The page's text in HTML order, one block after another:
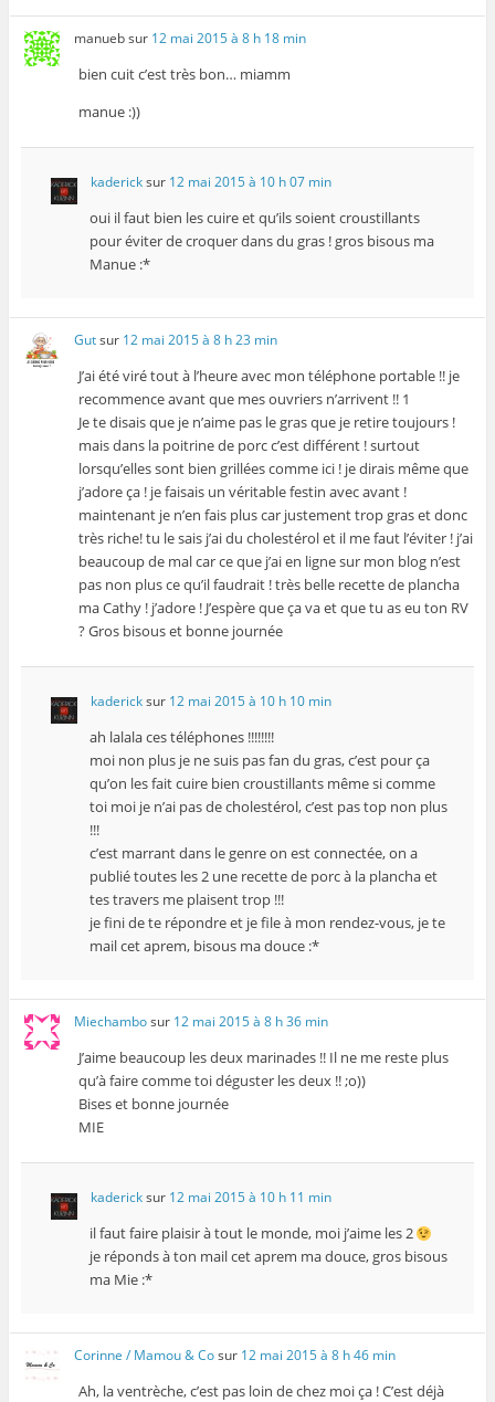
manuebsur 12 mai 2015 à 8 h 18 min
bien cuit c’est très bon… miamm
manue :))
kadericksur 12 mai 2015 à 10 h 07 min
oui il faut bien les cuire et qu’ils soient croustillants
pour éviter de croquer dans du gras ! gros bisous ma
Manue :*
Gutsur 12 mai 2015 à 8 h 23 min
J’ai été viré tout à l’heure avec mon téléphone portable !! je
recommence avant que mes ouvriers n’arrivent !! 1
Je te disais que je n’aime pas le gras que je retire toujours !
mais dans la poitrine de porc c’est différent ! surtout
lorsqu’elles sont bien grillées comme ici ! je dirais même que
j’adore ça ! je faisais un véritable festin avec avant !
maintenant je n’en fais plus car justement trop gras et donc
très riche! tu le sais j’ai du cholestérol et il me faut l’éviter ! j’ai
beaucoup de mal car ce que j’ai en ligne sur mon blog n’est
pas non plus ce qu’il faudrait ! très belle recette de plancha
ma Cathy ! j’adore ! J’espère que ça va et que tu as eu ton RV
? Gros bisous et bonne journée
kadericksur 12 mai 2015 à 10 h 10 min
ah lalala ces téléphones !!!!!!!!
moi non plus je ne suis pas fan du gras, c’est pour ça
qu’on les fait cuire bien croustillants même si comme
toi moi je n’ai pas de cholestérol, c’est pas top non plus
!!!
c’est marrant dans le genre on est connectée, on a
publié toutes les 2 une recette de porc à la plancha et
tes travers me plaisent trop !!!
je fini de te répondre et je file à mon rendez-vous, je te
mail cet aprem, bisous ma douce :*
Miechambosur 12 mai 2015 à 8 h 36 min
J’aime beaucoup les deux marinades !! Il ne me reste plus
qu’à faire comme toi déguster les deux !! ;o))
Bises et bonne journée
MIE
kadericksur 12 mai 2015 à 10 h 11 min
il faut faire plaisir à tout le monde, moi j’aime les 2
je réponds à ton mail cet aprem ma douce, gros bisous
ma Mie :*
Corinne / Mamou & Cosur 12 mai 2015 à 8 h 46 min
Ah, la ventrèche, c’est pas loin de chez moi ça ! C’est déjà